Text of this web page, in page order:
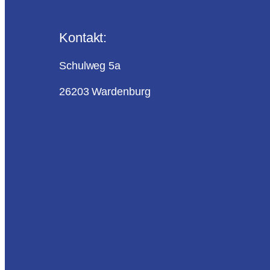
Kontakt:
Schulweg 5a
26203 Wardenburg